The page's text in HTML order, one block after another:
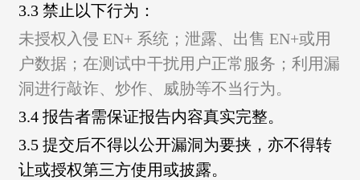
3.3 禁止以下行为：
未授权入侵 EN+ 系统；泄露、出售 EN+或用
户数据；在测试中干扰用户正常服务；利用漏
洞进行敲诈、炒作、威胁等不当行为。
3.4 报告者需保证报告内容真实完整。
3.5 提交后不得以公开漏洞为要挟，亦不得转
让或授权第三方使用或披露。